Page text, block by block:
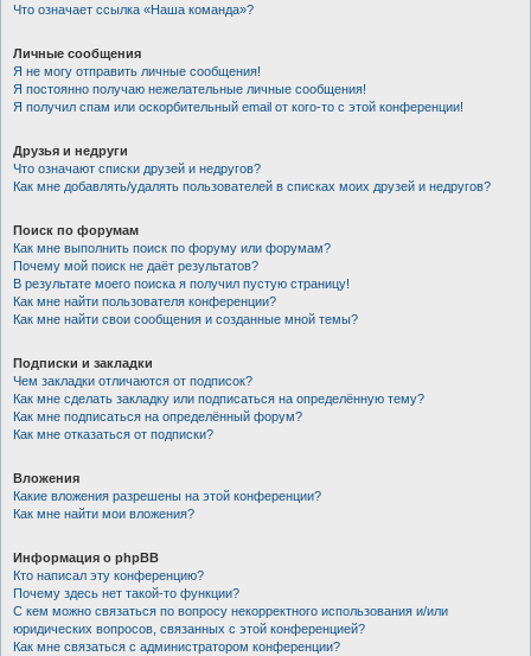
Что означает ссылка «Наша команда»?
Личные сообщения
Я не могу отправить личные сообщения!
Я постоянно получаю нежелательные личные сообщения!
Я получил спам или оскорбительный email от кого-то с этой конференции!
Друзья и недруги
Что означают списки друзей и недругов?
Как мне добавлять/удалять пользователей в списках моих друзей и недругов?
Поиск по форумам
Как мне выполнить поиск по форуму или форумам?
Почему мой поиск не даёт результатов?
В результате моего поиска я получил пустую страницу!
Как мне найти пользователя конференции?
Как мне найти свои сообщения и созданные мной темы?
Подписки и закладки
Чем закладки отличаются от подписок?
Как мне сделать закладку или подписаться на определённую тему?
Как мне подписаться на определённый форум?
Как мне отказаться от подписки?
Вложения
Какие вложения разрешены на этой конференции?
Как мне найти мои вложения?
Информация о phpBB
Кто написал эту конференцию?
Почему здесь нет такой-то функции?
С кем можно связаться по вопросу некорректного использования и/или
юридических вопросов, связанных с этой конференцией?
Как мне связаться с администратором конференции?